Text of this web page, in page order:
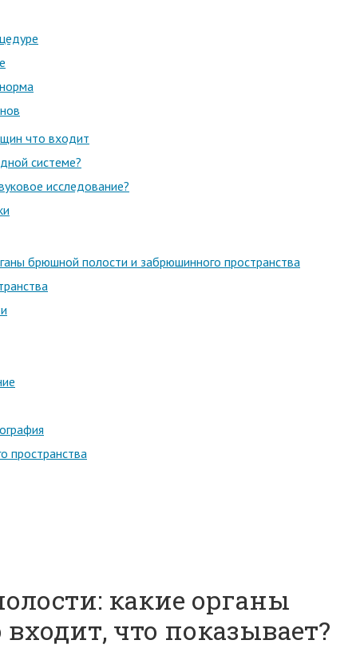
что входит
системе?
исследование?
брюшной полости и забрюшинного пространства
пространства
какие органы
что показывает?